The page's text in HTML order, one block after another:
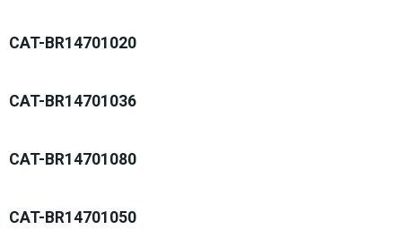
CAT-BR14701020
CAT-BR14701036
CAT-BR14701080
CAT-BR14701050